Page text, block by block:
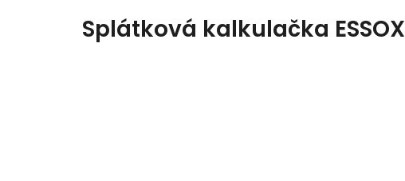
Splátková kalkulačka ESSOX